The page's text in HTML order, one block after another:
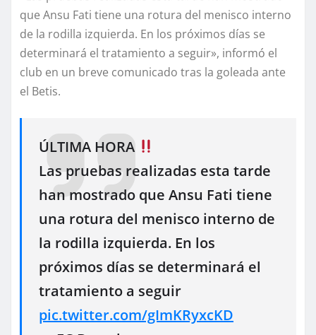
que Ansu Fati tiene una rotura del menisco interno
de la rodilla izquierda. En los próximos días se
determinará el tratamiento a seguir», informó el
club en un breve comunicado tras la goleada ante
el Betis.
ÚLTIMA HORA
Las pruebas realizadas esta tarde
han mostrado que Ansu Fati tiene
una rotura del menisco interno de
la rodilla izquierda. En los
próximos días se determinará el
tratamiento a seguir
pic.twitter.com/gImKRyxcKD